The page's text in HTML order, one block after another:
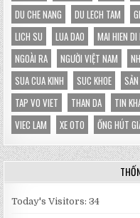
DU CHE NANG
DU LECH TAM
LICH SU
LUA DAO MAI HIEN DI
NGOÀI RA
NGƯỜI VIỆT NAM
SUA CUA KINH
SUC KHOE
TAP VO VIET
THAN DA TIN
VIEC LAM
XE OTO ỐNG HÚT
Today's Visitors:34